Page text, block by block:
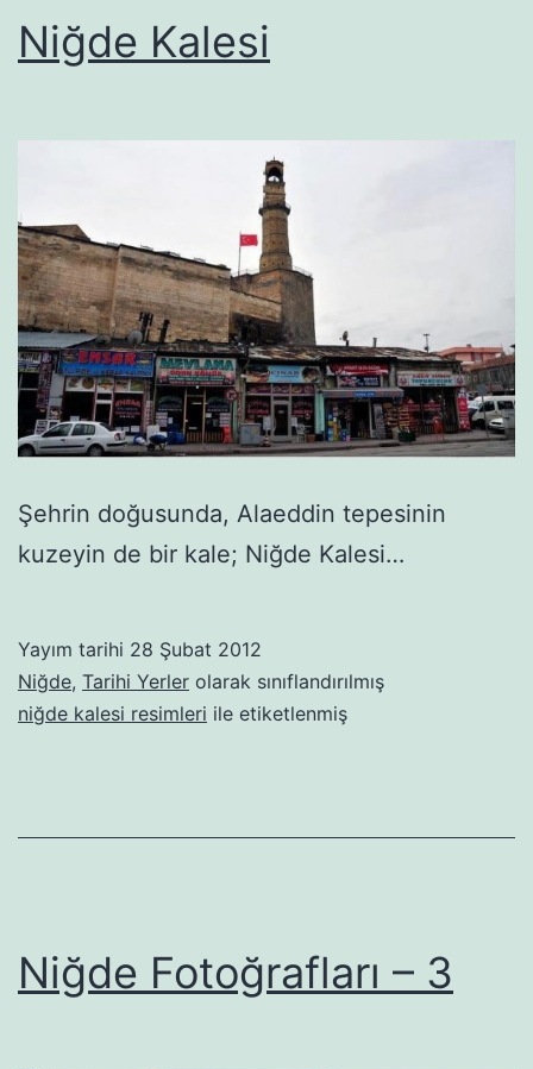
Niğde Kalesi
Şehrin doğusunda, Alaeddin tepesinin
kuzeyin de bir kale; Niğde Kalesi…
Yayım tarihi 28 Şubat 2012
Niğde, Tarihi Yerler olarak sınıflandırılmış
niğde kalesi resimleri ile etiketlenmiş
Niğde Fotoğrafları – 3